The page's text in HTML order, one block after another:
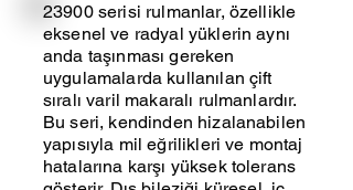
23900 serisi rulmanlar, özellikle
eksenel ve radyal yüklerin aynı
anda taşınması gereken
uygulamalarda kullanılan çift
sıralı varil makaralı rulmanlardır.
Bu seri, kendinden hizalanabilen
yapısıyla mil eğrilikleri ve montaj
hatalarına karşı yüksek tolerans